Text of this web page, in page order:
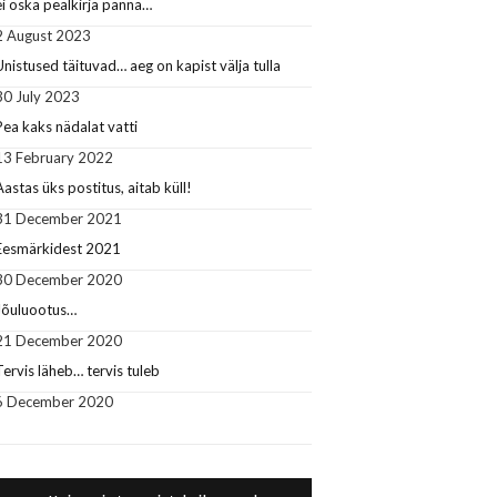
oska pealkirja panna…
August 2023
täituvad… aeg on kapist välja tulla
July 2023
kaks nädalat vatti
February 2022
üks postitus, aitab küll!
December 2021
2021
December 2020
December 2020
läheb… tervis tuleb
December 2020